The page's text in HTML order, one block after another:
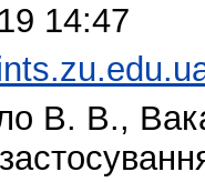
14:47
В. В.,